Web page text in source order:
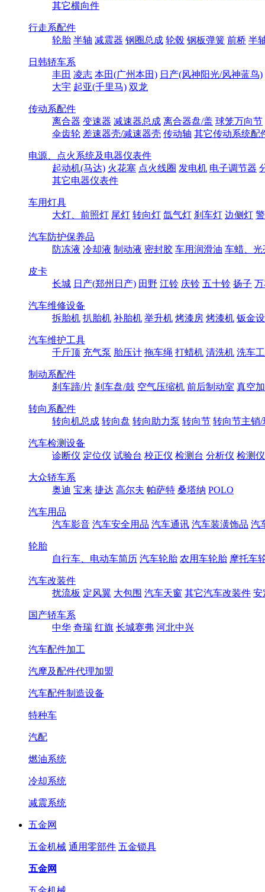
其它横向件
行走系配件
轮胎 半轴 减震器 钢圈总成 轮毂 钢板弹簧 前桥 半
日韩轿车系
丰田 凌志 本田(广州本田) 日产(风神阳光/风神蓝鸟)
大宇 起亚(千里马) 双龙
传动系配件
离合器 变速器 减速器总成 离合器盘/盖 球笼万向节
伞齿轮 差速器壳/减速器壳 传动轴 其它传动系统配
电源、点火系统及电器仪表件
起动机(马达) 火花塞 点火线圈 发电机 电子调节器
其它电器仪表件
车用灯具
大灯、前照灯 尾灯 转向灯 氙气灯 刹车灯 边侧灯
汽车防护保养品
防冻液 冷却液 制动液 密封胶 车用润滑油 车蜡、光
皮卡
长城 日产(郑州日产) 田野 江铃 庆铃 五十铃 扬子
汽车维修设备
拆胎机 扒胎机 补胎机 举升机 烤漆房 烤漆机 钣金
汽车维护工具
千斤顶 充气泵 胎压计 拖车绳 打蜡机 清洗机 洗车
制动系配件
刹车蹄/片 刹车盘/鼓 空气压缩机 前后制动室 真空
转向系配件
转向机总成 转向盘 转向助力泵 转向节 转向节主销/
汽车检测设备
诊断仪 定位仪 试验台 校正仪 检测台 分析仪 检测仪
大众轿车系
奥迪 宝来 捷达 高尔夫 帕萨特 桑塔纳 POLO
汽车用品
汽车影音 汽车安全用品 汽车通讯 汽车装潢饰品 汽
轮胎
自行车、电动车简历 汽车轮胎 农用车轮胎 摩托车
汽车改装件
扰流板 定风翼 大包围 汽车天窗 其它汽车改装件 安
国产轿车系
中华 奇瑞 红旗 长城赛弗 河北中兴
汽车配件加工
汽摩及配件代理加盟
汽车配件制造设备
特种车
汽配
燃油系统
冷却系统
减震系统
五金网
五金机械 通用零部件 五金锁具
五金网